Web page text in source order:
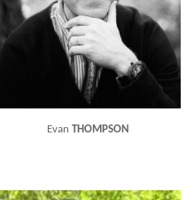
Evan THOMPSON